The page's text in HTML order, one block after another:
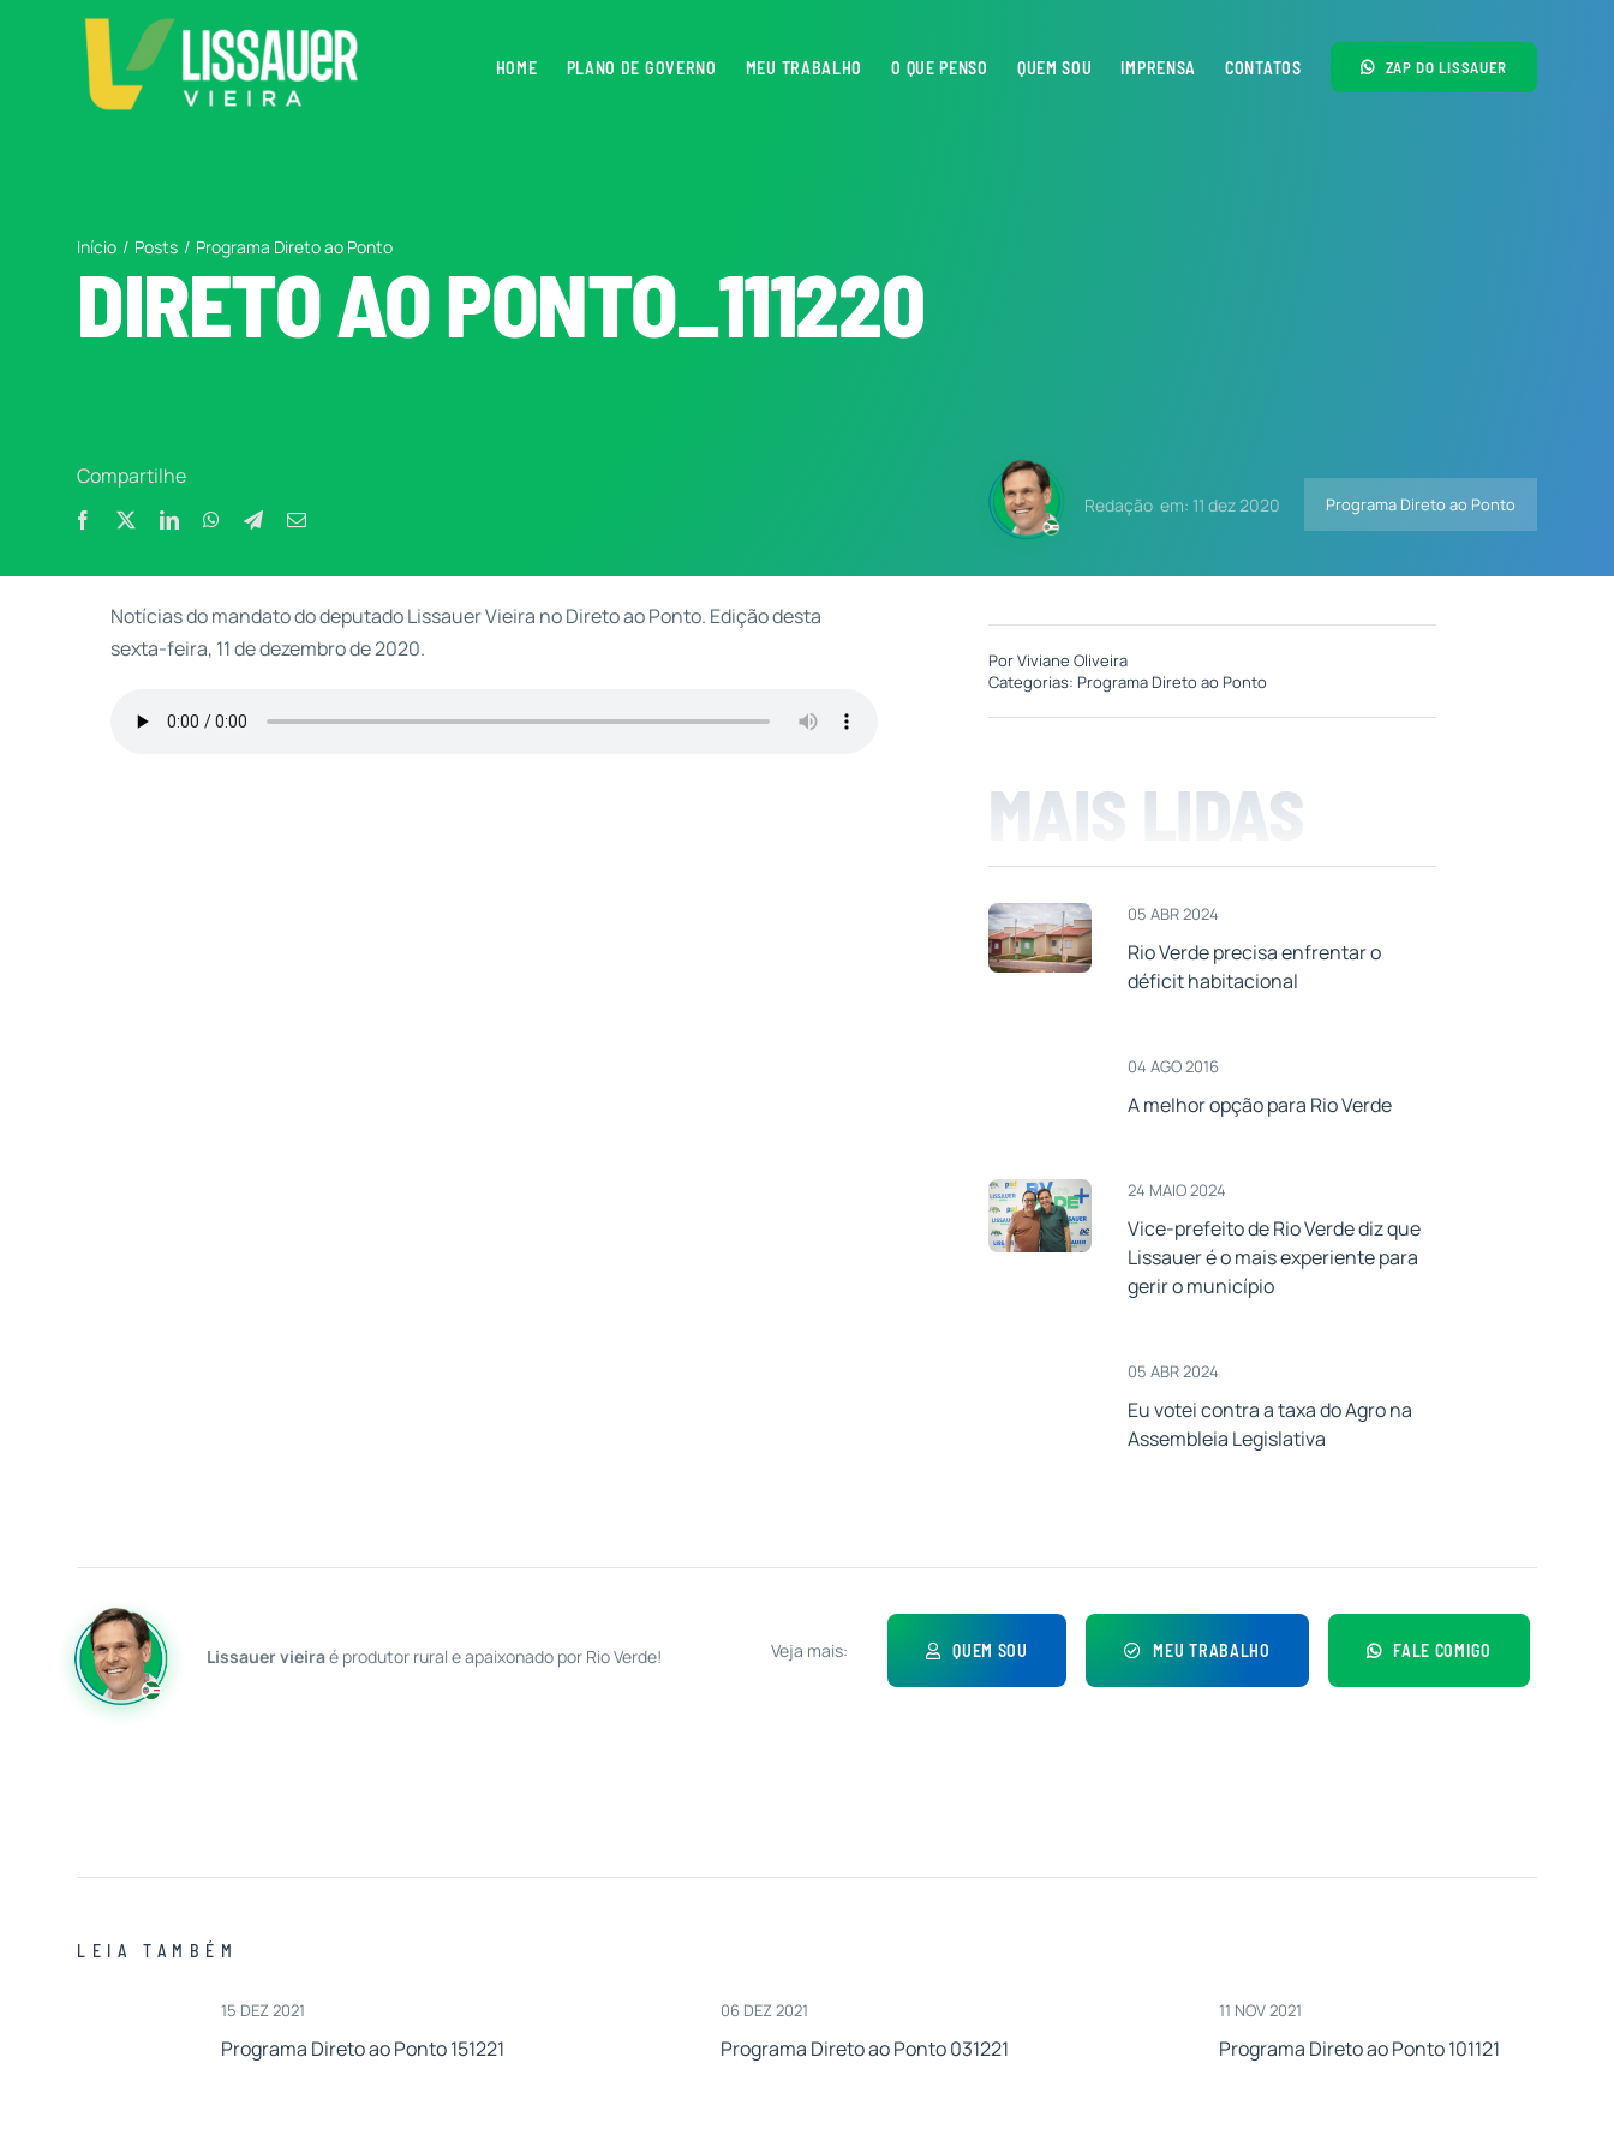
HOME PLANO DE GOVERNO MEU TRABALHO O QUE PENSO QUEM SOU IMPRENSA CONTATOS ZAP DO LISSAUER
Início Posts Programa Direto ao Ponto
DIRETO AO PONTO_111220
Compartilhe
Redação em: 11 dez 2020 Programa Direto ao Ponto
Notícias do mandato do deputado Lissauer Vieira no Direto ao Ponto. Edição desta
sexta-feira, 11 de dezembro de 2020.
PorViviane Oliveira
Categorias: Programa Direto ao Ponto
MAIS LIDAS
05 ABR 2024
Rio Verde precisa enfrentar o
déficit habitacional
04 AGO 2016
A melhor opção para Rio Verde
24 MAIO 2024
Vice-prefeito de Rio Verde diz que
Lissauer é o mais experiente para
gerir o município
05 ABR 2024
Eu votei contra a taxa do Agro na
Assembleia Legislativa
Lissauer vieiraé produtor rural e apaixonado por Rio Verde! Veja mais: QUEM SOU MEU TRABALHO FALE COMIGO
LEIA TAMBÉM
15 DEZ 2021
Programa Direto ao Ponto 151221
06 DEZ 2021
Programa Direto ao Ponto 031221
11 NOV 2021
Programa Direto ao Ponto 101121